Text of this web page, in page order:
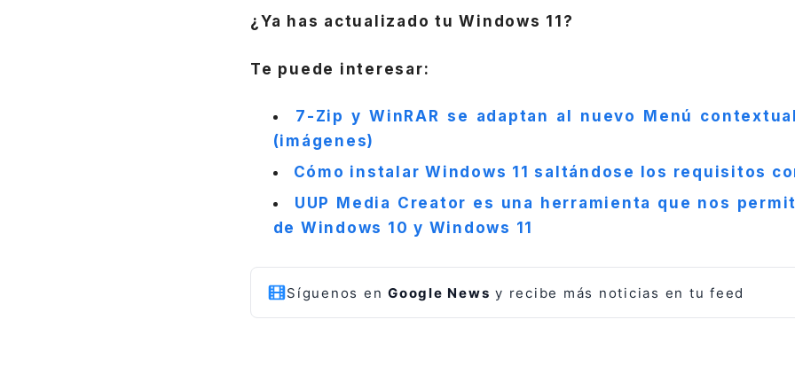
¿Ya has actualizado tu Windows 11?
Te puede interesar:
7-Zip y WinRAR se adaptan al nuevo Menú
(imágenes)
Cómo instalar Windows 11 saltándose los requisitos
UUP Media Creator es una herramienta que nos
de Windows 10 y Windows 11
Síguenos en Google News y recibe más noticias en tu feed